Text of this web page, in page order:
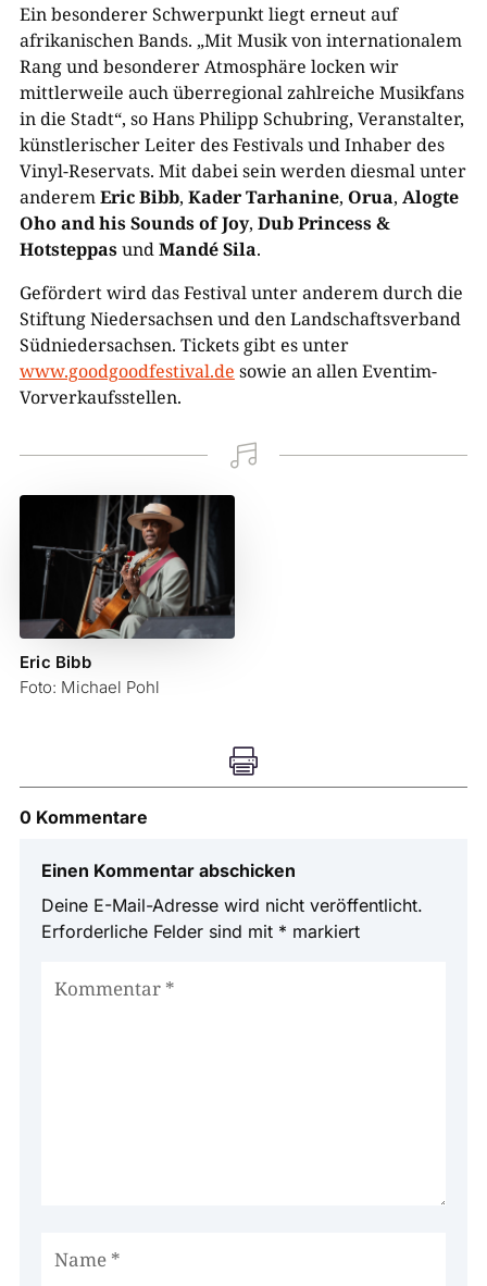
Ein besonderer Schwerpunkt liegt erneut auf
afrikanischen Bands. „Mit Musik von internationalem
Rang und besonderer Atmosphäre locken wir
mittlerweile auch überregional zahlreiche Musikfans
in die Stadt“, so Hans Philipp Schubring, Veranstalter,
künstlerischer Leiter des Festivals und Inhaber des
Vinyl-Reservats. Mit dabei sein werden diesmal unter
anderemEric Bibb, Kader Tarhanine, Orua, Alogte
Oho and his Sounds of Joy, Dub Princess &
HotsteppasundMandé Sila.
Gefördert wird das Festival unter anderem durch die
Stiftung Niedersachsen und den Landschaftsverband
Südniedersachsen. Tickets gibt es unter
www.goodgoodfestival.de sowie an allen Eventim-
Vorverkaufsstellen.

Eric Bibb
Foto: Michael Pohl

0 Kommentare
Einen Kommentar abschicken
Deine E-Mail-Adresse wird nicht veröffentlicht.
Erforderliche Felder sind mit * markiert